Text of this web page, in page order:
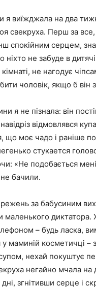
я виїжджала на два
свекруха. Перш за
спокійним серцем,
не забуде в
не нагодує
чоловік, якщо б
я не пізнала: він
відмовлявся
що моє чадо і раніше
стукается
«Не подобається
бачили.
за бабусиним
маленького
– будь ласка,
у маминій косметичці
нехай покуштує
негайно мчала
згнітивши серце і